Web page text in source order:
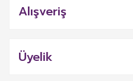
Alışveriş
Üyelik